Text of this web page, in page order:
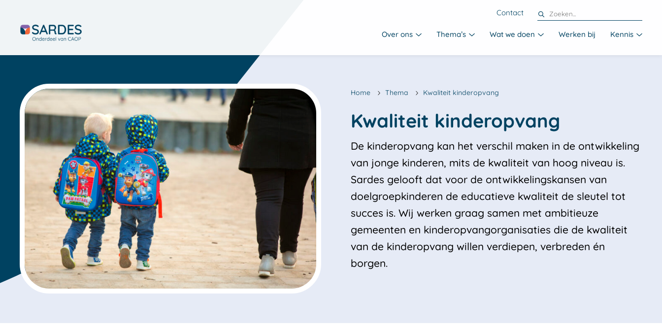
Contact
Over ons Thema’s Wat we doen Werken bij Kennis
Home Thema Kwaliteit kinderopvang
De kinderopvang kan het verschil maken in de ontwikkeling
van jonge kinderen, mits de kwaliteit van hoog niveau is.
Sardes gelooft dat voor de ontwikkelingskansen van
doelgroepkinderen de educatieve kwaliteit de sleutel tot
succes is. Wij werken graag samen met ambitieuze
gemeenten en kinderopvangorganisaties die de kwaliteit
van de kinderopvang willen verdiepen, verbreden én
borgen.